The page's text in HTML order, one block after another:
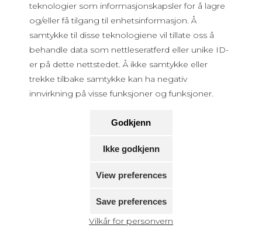
teknologier som informasjonskapsler for å lagre
og/eller få tilgang til enhetsinformasjon. Å
samtykke til disse teknologiene vil tillate oss å
behandle data som nettleseratferd eller unike ID-
er på dette nettstedet. Å ikke samtykke eller
trekke tilbake samtykke kan ha negativ
innvirkning på visse funksjoner og funksjoner.
Godkjenn
Ikke godkjenn
View preferences
Save preferences
Vilkår for personvern